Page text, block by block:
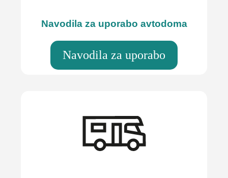
Navodila za uporabo avtodoma
Navodila za uporabo